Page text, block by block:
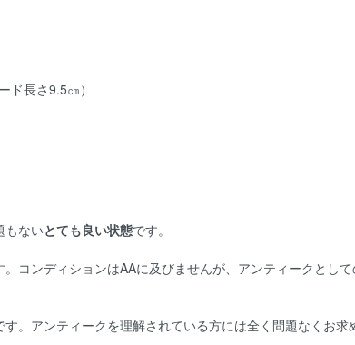
長さ9.5㎝）
もないとても良い状態です。
。コンディションはAAに及びませんが、アンティークとし
す。アンティークを理解されている方には全く問題なくお求